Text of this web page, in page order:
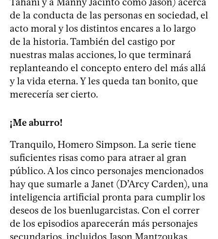
de la conducta de las personas en sociedad, el
acto moral y los distintos encares a lo largo
de la historia. También del castigo por
nuestras malas acciones, lo que terminará
replanteando el concepto entero del más allá
y la vida eterna. Y les queda tan bonito, que
merecería ser cierto.
¡Me aburro!
Tranquilo, Homero Simpson. La serie tiene
suficientes risas como para atraer al gran
público. A los cinco personajes mencionados
hay que sumarle a Janet (D’Arcy Carden), una
inteligencia artificial pronta para cumplir los
deseos de los buenlugarcistas. Con el correr
de los episodios aparecerán más personajes
secundarios, incluidos Jason Mantzoukas